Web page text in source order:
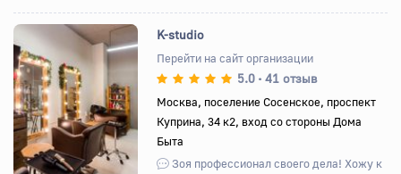
Назад Вперед
K-studio
Перейти на сайт организации
5.0 • 41 отзыв
Москва, поселение Сосенское, проспект
Куприна, 34 к2, вход со стороны Дома
Быта
Зоя профессионал своего дела! Хожу к